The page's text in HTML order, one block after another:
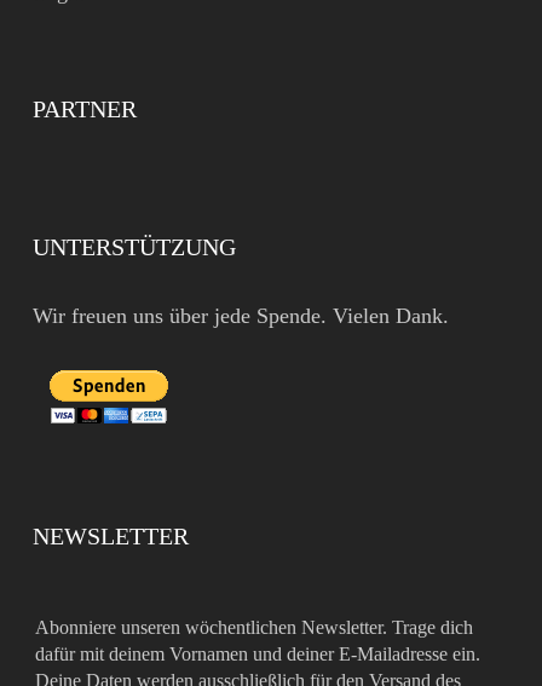
PARTNER
UNTERSTÜTZUNG
Wir freuen uns über jede Spende. Vielen Dank.
NEWSLETTER
Abonniere unseren wöchentlichen Newsletter. Trage dich
dafür mit deinem Vornamen und deiner E-Mailadresse ein.
Deine Daten werden ausschließlich für den Versand des